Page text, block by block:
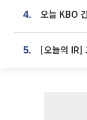
4. 오늘 KBO
5. [오늘의 IR]